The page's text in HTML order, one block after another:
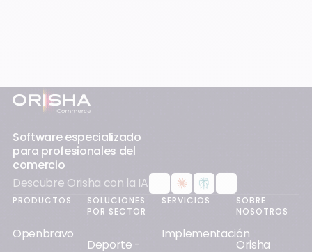
Pie de página
Software especializado
para profesionales del
comercio
Descubre Orisha con la IA
PRODUCTOS
Openbravo
SOLUCIONES
POR SECTOR
Deporte -
SERVICIOS
Implementación
SOBRE
NOSOTROS
Orisha